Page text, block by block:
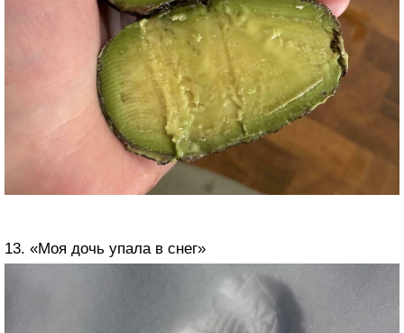
13. «Моя дочь упала в снег»